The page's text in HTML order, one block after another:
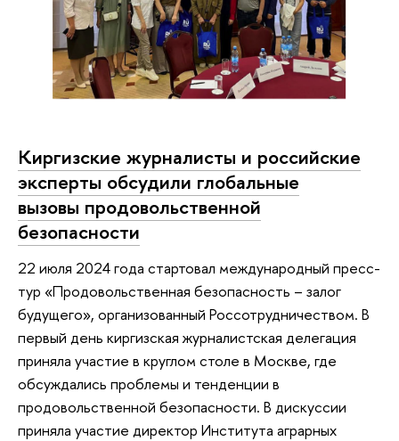
Киргизские журналисты и российские
эксперты обсудили глобальные
вызовы продовольственной
безопасности
22 июля 2024 года стартовал международный пресс-
тур «Продовольственная безопасность – залог
будущего», организованный Россотрудничеством. В
первый день киргизская журналистская делегация
приняла участие в круглом столе в Москве, где
обсуждались проблемы и тенденции в
продовольственной безопасности. В дискуссии
приняла участие директор Института аграрных